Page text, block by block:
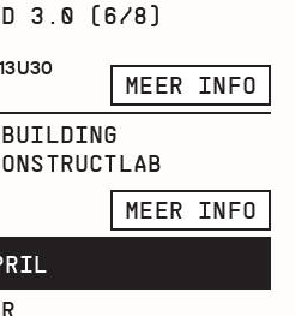
3.0 (6/8)
MEER INFO
MEER INFO